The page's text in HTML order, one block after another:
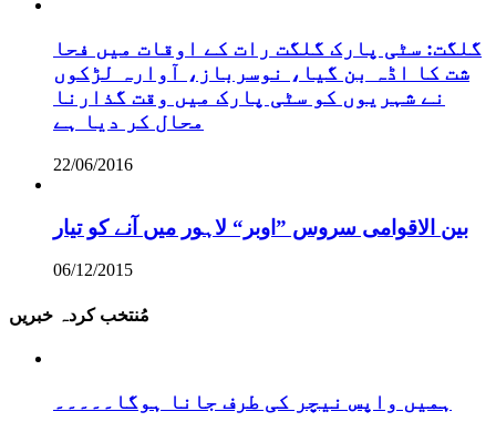
گلگت: سٹی پارک گلگت رات کے اوقات میں فحا
شت کا اڈہ بن گیا، نوسرباز، آوارہ لڑکوں
نے شہریوں کو سٹی پارک میں وقت گذارنا
محال کر دیا ہے
22/06/2016
بین الاقوامی سروس ”اوبر“ لاہور میں آنے کو تیار
06/12/2015
مُنتخب کردہ خبریں
ہمیں واپس نیچر کی طرف جانا ہوگا۔۔۔۔۔